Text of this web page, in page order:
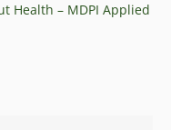
Health – MDPI Applied